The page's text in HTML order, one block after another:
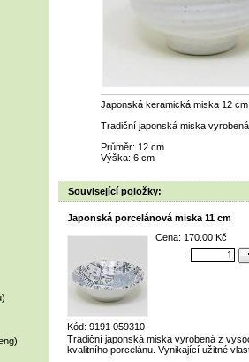
Japonská keramická miska 12 cm
Tradiční japonská miska
Průměr: 12 cm
Výška: 6 cm
Související položky:
Japonská porcelánová miska 11 cm
Kód: 9191 059310
Cena: 170.00 Kč
Tradiční japonská miska vyrobená z
kvalitního porcelánu. Vynikající užitné